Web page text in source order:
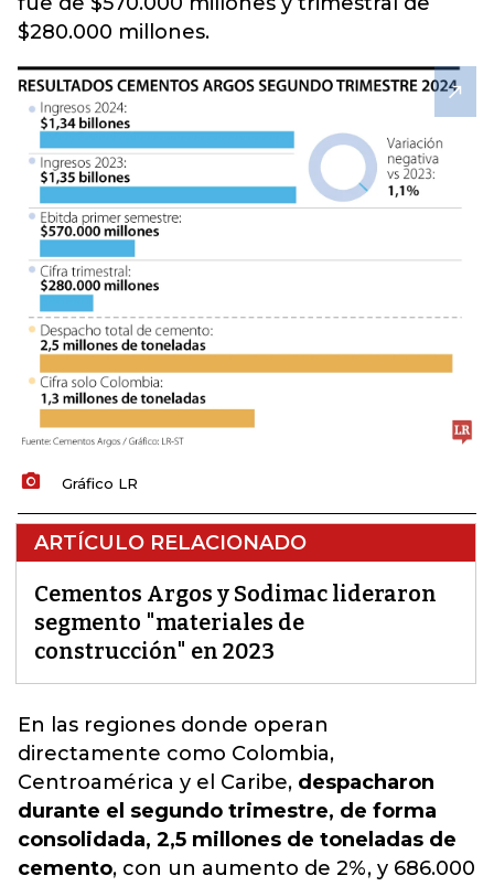
$280.000 millones.
Gráfico LR
ARTÍCULO RELACIONADO
Cementos Argos y Sodimac lideraron
segmento "materiales de
construcción" en 2023
En las regiones donde operan
directamente como Colombia,
Centroamérica y el Caribe, despacharon
durante el segundo trimestre, de forma
consolidada, 2,5 millones de toneladas de
cemento, con un aumento de 2%, y 686.000